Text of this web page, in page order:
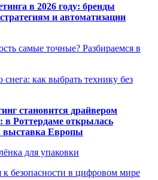
в 2026 году: бренды
и автоматизации
самые точные? Разбираемся в
как выбрать технику без
становится драйвером
Роттердаме открылась
выставка Европы
для упаковки
безопасности в цифровом мире